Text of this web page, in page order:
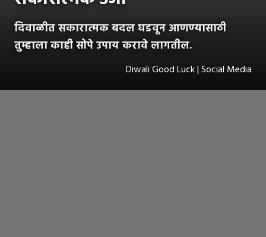
दिवाळीत सकारात्मक बदल घडवून आणण्यासाठी
तुम्हाला काही सोपे उपाय करावे लागतील.
Diwali Good Luck | Social Media